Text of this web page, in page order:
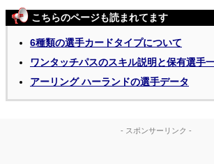
こちらのページも読まれてます
6種類の選手カードタイプについて
ワンタッチパスのスキル説明と保有選手
アーリング ハーランドの選手データ
- スポンサーリンク -